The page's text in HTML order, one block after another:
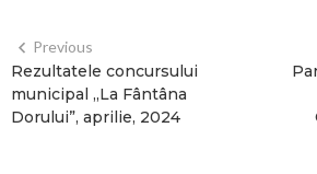
Previous
Rezultatele concursului
municipal „La Fântâna
Dorului”, aprilie, 2024